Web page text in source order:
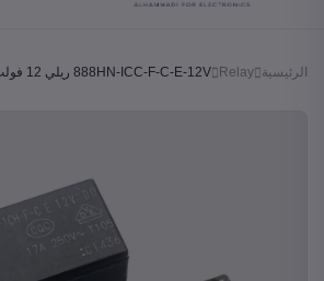
الرئيسية Relay 888HN-ICC-F-C-E-12V ريلي 12 فولت 8 ارج�...